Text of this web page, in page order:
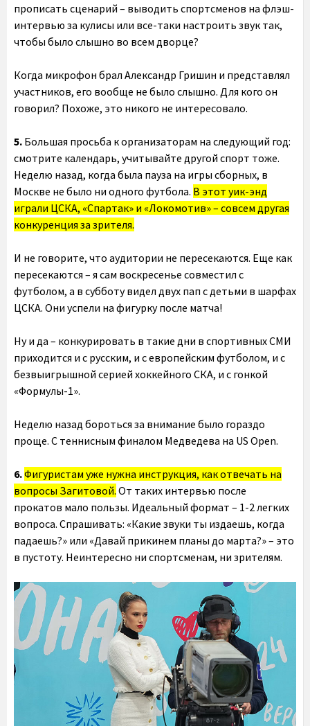
прописать сценарий – выводить спортсменов на флэш-
интервью за кулисы или все-таки настроить звук так,
чтобы было слышно во всем дворце?
Когда микрофон брал Александр Гришин и представлял
участников, его вообще не было слышно. Для кого он
говорил? Похоже, это никого не интересовало.
5. Большая просьба к организаторам на следующий год:
смотрите календарь, учитывайте другой спорт тоже.
Неделю назад, когда была пауза на игры сборных, в
Москве не было ни одного футбола. В этот уик-энд
играли ЦСКА, «Спартак» и «Локомотив» – совсем другая
конкуренция за зрителя.
И не говорите, что аудитории не пересекаются. Еще как
пересекаются – я сам воскресенье совместил с
футболом, а в субботу видел двух пап с детьми в шарфах
ЦСКА. Они успели на фигурку после матча!
Ну и да – конкурировать в такие дни в спортивных СМИ
приходится и с русским, и с европейским футболом, и с
безвыигрышной серией хоккейного СКА, и с гонкой
«Формулы-1».
Неделю назад бороться за внимание было гораздо
проще. С теннисным финалом Медведева на US Open.
6.Фигуристам уже нужна инструкция, как отвечать на
вопросы Загитовой. От таких интервью после
прокатов мало пользы. Идеальный формат – 1-2 легких
вопроса. Спрашивать: «Какие звуки ты издаешь, когда
падаешь?» или «Давай прикинем планы до марта?» – это
в пустоту. Неинтересно ни спортсменам, ни зрителям.